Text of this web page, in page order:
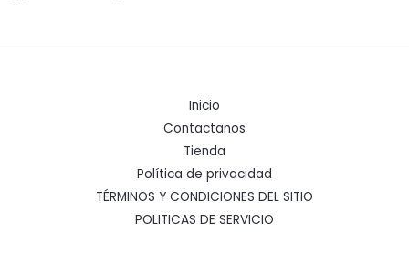
Inicio
Contactanos
Tienda
Política de privacidad
TÉRMINOS Y CONDICIONES DEL SITIO
POLITICAS DE SERVICIO